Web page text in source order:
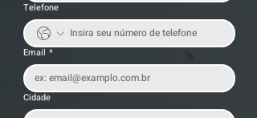
Telefone
Email *
Cidade